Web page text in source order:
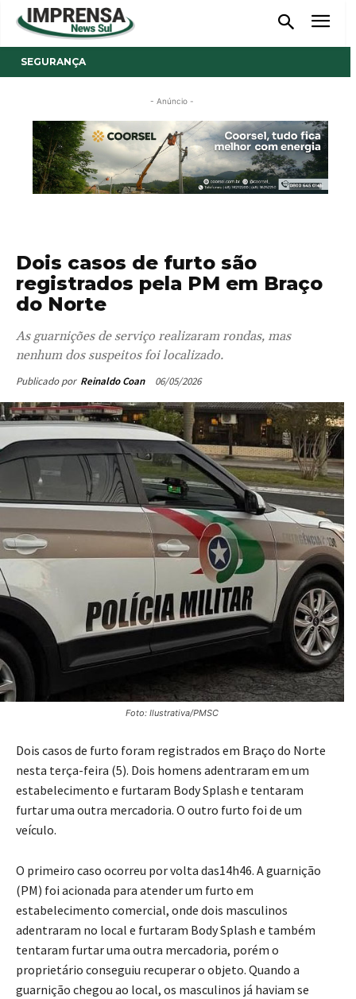
SEGURANÇA
- Anúncio -
Dois casos de furto são
registrados pela PM em Braço
do Norte
As guarnições de serviço realizaram rondas, mas
nenhum dos suspeitos foi localizado.
Publicado por Reinaldo Coan 06/05/2026
Foto: Ilustrativa/PMSC
Dois casos de furto foram registrados em Braço do Norte
nesta terça-feira (5). Dois homens adentraram em um
estabelecimento e furtaram Body Splash e tentaram
furtar uma outra mercadoria. O outro furto foi de um
veículo.
O primeiro caso ocorreu por volta das14h46. A guarnição
(PM) foi acionada para atender um furto em
estabelecimento comercial, onde dois masculinos
adentraram no local e furtaram Body Splash e também
tentaram furtar uma outra mercadoria, porém o
proprietário conseguiu recuperar o objeto. Quando a
guarnição chegou ao local, os masculinos já haviam se